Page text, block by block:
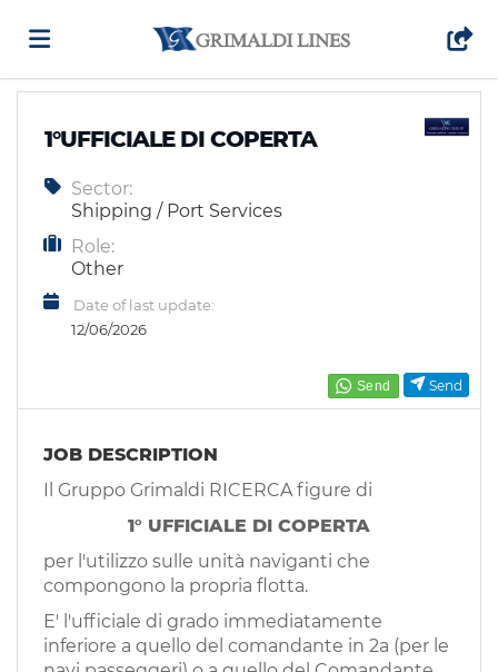
Job
list
Upload
EN
FR
IT
Send
1°UFFICIALE DI COPERTA
Sector:
Shipping / Port Services
Role:
Other
Date of last update:
12/06/2026
JOB DESCRIPTION
Il Gruppo Grimaldi RICERCA figure di
1° UFFICIALE DI COPERTA
per l'utilizzo sulle unità naviganti che
compongono la propria flotta.
E' l'ufficiale di grado immediatamente
inferiore a quello del comandante in 2a (per le